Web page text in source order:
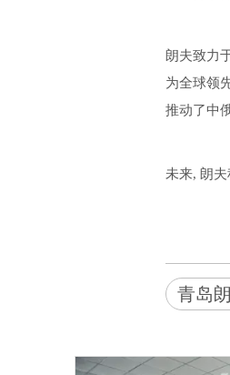
朗夫致力
为全球领
推动了中
未来, 朗
青岛